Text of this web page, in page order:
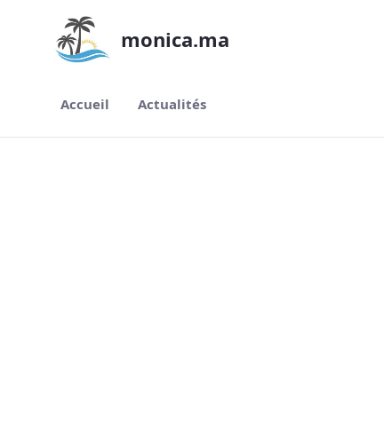
Siirry pääsisältöön
monica.ma
Accueil Actualités